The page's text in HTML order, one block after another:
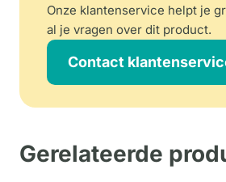
Onze klantenservice helpt je
al je vragen over dit product.
Contact
Gerelateerde